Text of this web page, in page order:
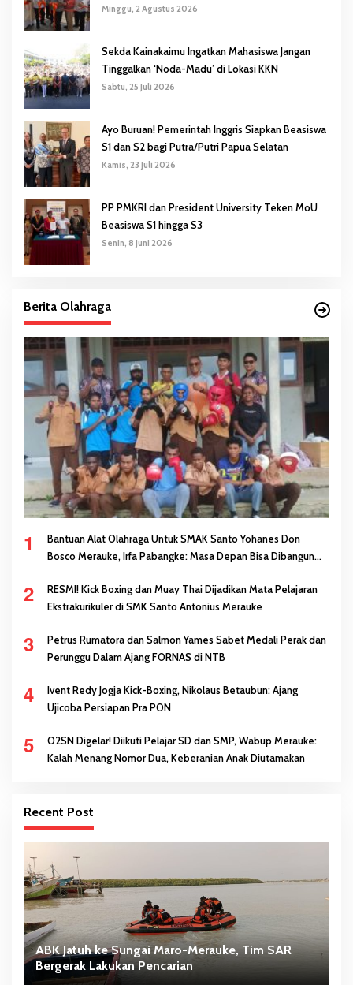
Pendidikan Karakter
Minggu, 2 Agustus 2026
Sekda Kainakaimu Ingatkan Mahasiswa Jangan
Tinggalkan ‘Noda-Madu’ di Lokasi KKN
Sabtu, 25 Juli 2026
Ayo Buruan! Pemerintah Inggris Siapkan Beasiswa
S1 dan S2 bagi Putra/Putri Papua Selatan
Kamis, 23 Juli 2026
PP PMKRI dan President University Teken MoU
Beasiswa S1 hingga S3
Senin, 8 Juni 2026
Berita Olahraga
1
Bantuan Alat Olahraga Untuk SMAK Santo Yohanes Don
Bosco Merauke, Irfa Pabangke: Masa Depan Bisa Dibangun
2
RESMI! Kick Boxing dan Muay Thai Dijadikan Mata Pelajaran
Ekstrakurikuler di SMK Santo Antonius Merauke
3
Petrus Rumatora dan Salmon Yames Sabet Medali Perak dan
Perunggu Dalam Ajang FORNAS di NTB
4
Ivent Redy Jogja Kick-Boxing, Nikolaus Betaubun: Ajang
Ujicoba Persiapan Pra PON
5
O2SN Digelar! Diikuti Pelajar SD dan SMP, Wabup Merauke:
Kalah Menang Nomor Dua, Keberanian Anak Diutamakan
Recent Post
ABK Jatuh ke Sungai Maro-Merauke, Tim SAR
Bergerak Lakukan Pencarian